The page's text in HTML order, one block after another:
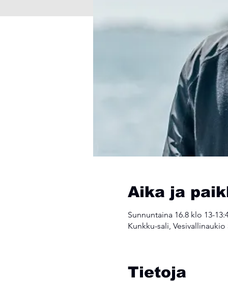
Aika ja
Sunnuntaina 16.8 klo 13-
Kunkku-sali,
Tietoja